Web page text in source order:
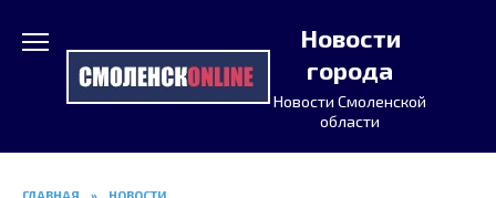
содержанию
Новости
города
Новости Смоленской
области